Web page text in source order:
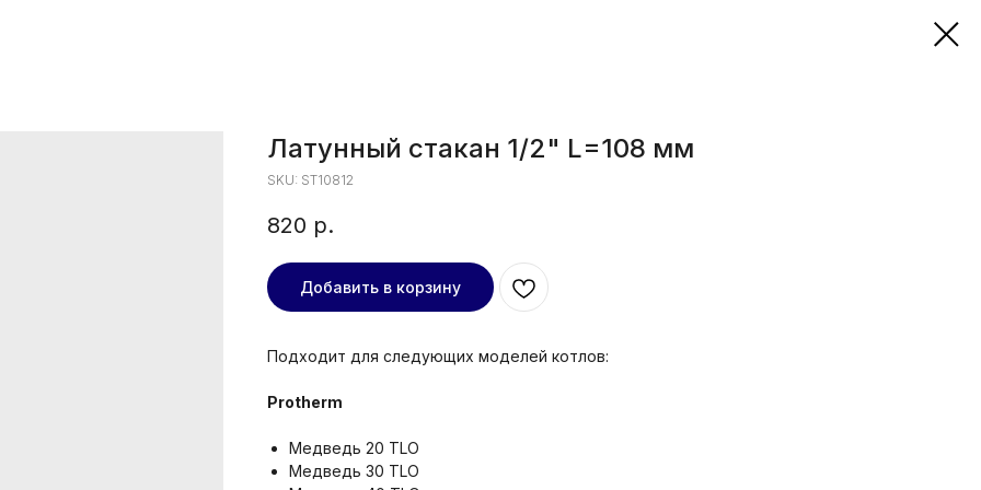
Латунный стакан 1/2" L=108 мм
SKU: ST10812
820 р.
Добавить в корзину
Подходит для следующих моделей котлов:
Protherm
Медведь 20 TLO
Медведь 30 TLO